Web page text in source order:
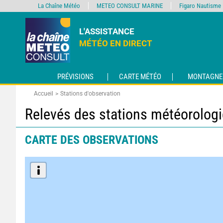
L'ASSISTANCE
MÉTÉO EN DIRECT
PRÉVISIONS CARTE MÉTÉO MONTAGNE
Accueil Stations d'observation
Relevés des stations
CARTE DES OBSERVATIONS
La Chaîne Météo METEO CONSULT MARINE Figaro Nautisme